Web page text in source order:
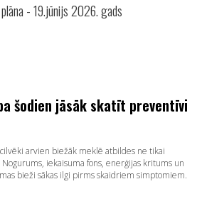
- 19.jūnijs 2026. gads
šodien jāsāk skatīt preventīvi
arvien biežāk meklē atbildes ne tikai
Nogurums, iekaisuma fons, enerģijas kritums un
bieži sākas ilgi pirms skaidriem simptomiem.